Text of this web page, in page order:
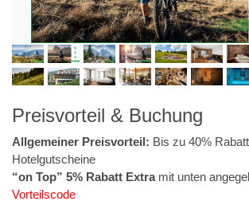
Preisvorteil & Buchung
Allgemeiner Preisvorteil: Bis zu 40%
Hotelgutscheine
“on Top” 5% Rabatt Extramit unten
Vorteilscode